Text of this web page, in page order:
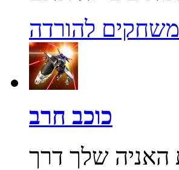
משחקים להורדה
כוכב חרב